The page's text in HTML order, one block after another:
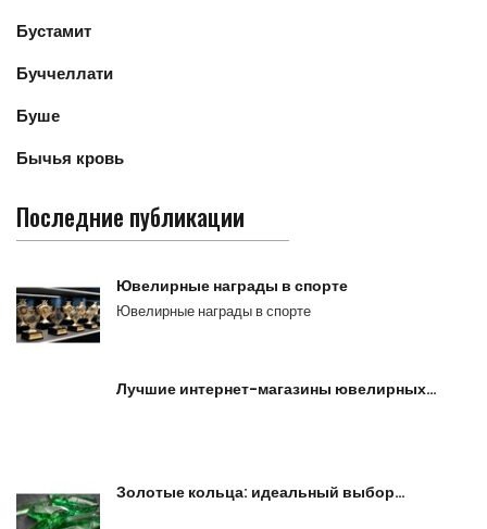
Бустамит
Буччеллати
Буше
Бычья кровь
Последние публикации
Ювелирные награды в спорте
Ювелирные награды в спорте
Лучшие интернет-магазины ювелирных…
Золотые кольца: идеальный выбор…